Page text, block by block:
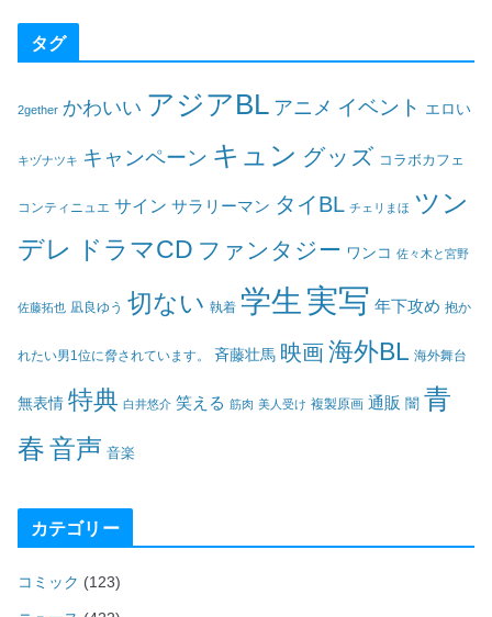
タグ
2gether かわいい アジアBL アニメ イベント エロい
キヅナツキ キャンペーン キュン グッズ コラボカフェ
コンティニュエ サイン サラリーマン タイBL チェリまほ ツン
デレ
ドラマCD ファンタジー ワンコ 佐々木と宮野
佐藤拓也 凪良ゆう 切ない 執着 学生 実写 年下攻め 抱か
れたい男1位に脅されています。 斉藤壮馬 映画海外BL 海外舞台
無表情 特典 白井悠介 笑える 筋肉 美人受け 複製原画 通販 闇 青
春音声 音楽
カテゴリー
コミック (123)